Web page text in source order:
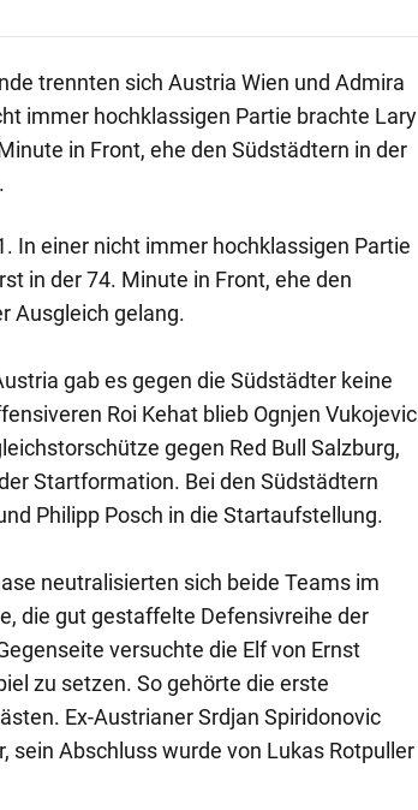
trennten sich Austria Wien und Admira
immer hochklassigen Partie brachte Lary
in Front, ehe den Südstädtern in der
In einer nicht immer hochklassigen Partie
in der 74. Minute in Front, ehe den
Ausgleich gelang.
gab es gegen die Südstädter keine
Roi Kehat blieb Ognjen Vukojevic
gegen Red Bull Salzburg,
Startformation. Bei den Südstädtern
Philipp Posch in die Startaufstellung.
neutralisierten sich beide Teams im
die gut gestaffelte Defensivreihe der
versuchte die Elf von Ernst
zu setzen. So gehörte die erste
Ex-Austrianer Srdjan Spiridonovic
sein Abschluss wurde von Lukas Rotpuller